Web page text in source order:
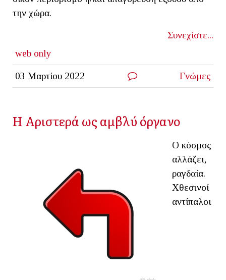
την χώρα.
Συνεχίστε...
web only
03 Μαρτίου 2022 Γνώμες
Η Αριστερά ως αμβλύ όργανο
Ο κόσμος
αλλάζει,
ραγδαία.
Χθεσινοί
αντίπαλοι